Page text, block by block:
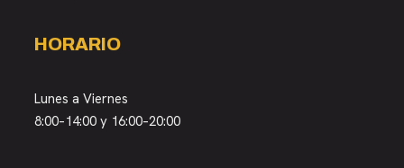
HORARIO
Lunes a Viernes
8:00–14:00 y 16:00–20:00